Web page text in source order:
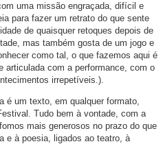
uma missão engraçada, difícil e
para fazer um retrato do que sente
de quaisquer retoques depois de
mas também gosta de um jogo e
como tal, o que fazemos aqui é
articulada com a performance, com o
irrepetíveis.).
é um texto, em qualquer formato,
Tudo bem à vontade, com a
mais generosos no prazo do que
e à poesia, ligados ao teatro, à